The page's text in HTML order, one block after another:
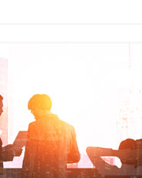
下がらないドル」
財務省からの電話」
迷路」
解け出した謎」
第41回 「春
第42回 「山